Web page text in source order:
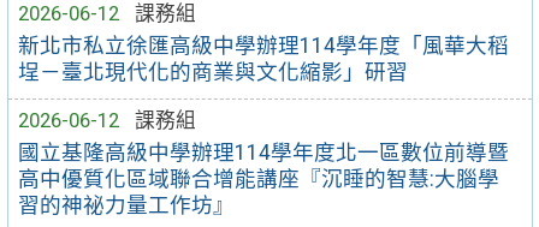
2026-06-12
課務組
新北市私立徐匯高級中學辦理114學年度「風華大稻
埕－臺北現代化的商業與文化縮影」研習
2026-06-12
課務組
國立基隆高級中學辦理114學年度北一區數位前導暨
高中優質化區域聯合增能講座『沉睡的智慧:大腦學
習的神祕力量工作坊』